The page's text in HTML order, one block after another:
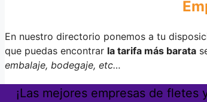
En nuestro directorio ponemos a tu
que puedas encontrar la tarifa más barata
embalaje, bodegaje, etc…
¡Las mejores empresas de